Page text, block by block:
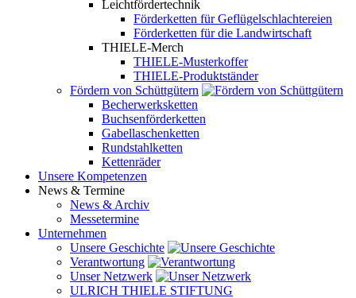
Leichtfördertechnik
Förderketten für Geflügelschlachtereien
Förderketten für die Landwirtschaft
THIELE-Merch
THIELE-Musterkoffer
THIELE-Produktständer
Fördern von Schüttgütern
Becherwerksketten
Buchsenförderketten
Gabellaschenketten
Rundstahlketten
Kettenräder
Unsere Kompetenzen
News & Termine
News & Archiv
Messetermine
Unternehmen
Unsere Geschichte
Verantwortung
Unser Netzwerk
ULRICH THIELE STIFTUNG